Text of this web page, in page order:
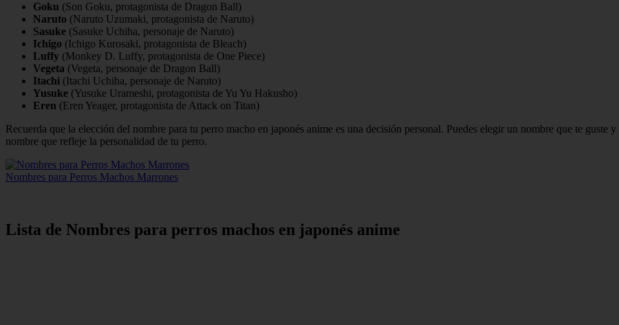
Goku (Son Goku, protagonista de Dragon Ball)
Naruto (Naruto Uzumaki, protagonista de Naruto)
Sasuke (Sasuke Uchiha, personaje de Naruto)
Ichigo (Ichigo Kurosaki, protagonista de Bleach)
Luffy (Monkey D. Luffy, protagonista de One Piece)
Vegeta (Vegeta, personaje de Dragon Ball)
Itachi (Itachi Uchiha, personaje de Naruto)
Yusuke (Yusuke Urameshi, protagonista de Yu Yu Hakusho)
Eren (Eren Yeager, protagonista de Attack on Titan)
Recuerda que la elección del nombre para tu perro macho en japonés anime es una decisión personal. Puedes elegir un nombre que te guste
nombre que refleje la personalidad de tu perro.
Nombres para Perros Machos Marrones
Lista de Nombres para perros machos en japonés anime